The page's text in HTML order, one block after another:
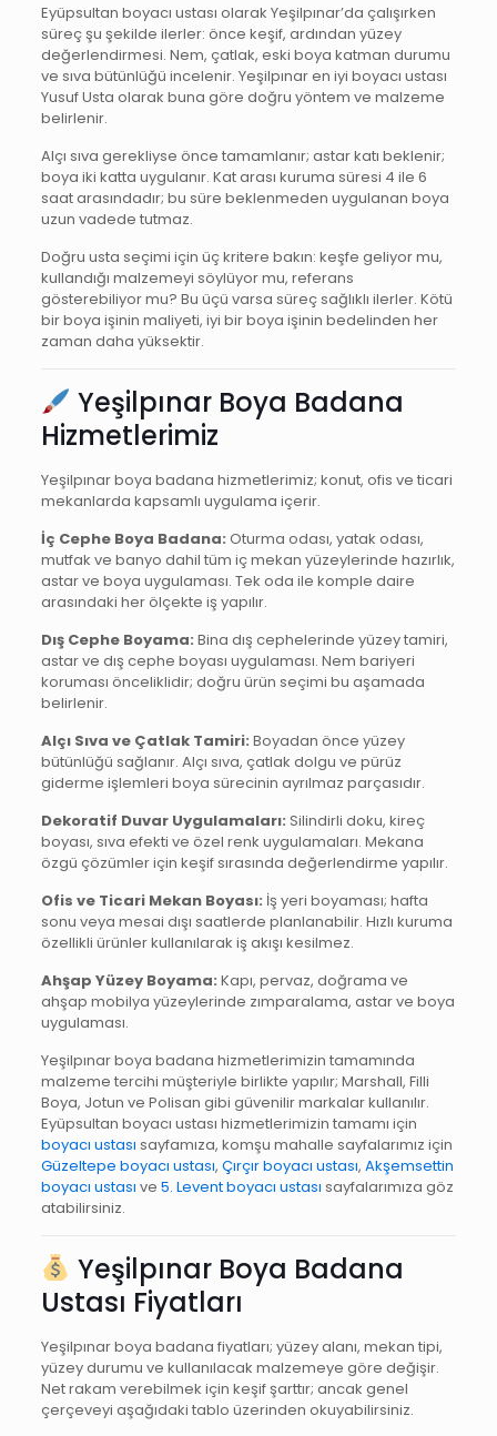
Eyüpsultan boyacı ustası olarak Yeşilpınar’da çalışırken
süreç şu şekilde ilerler: önce keşif, ardından yüzey
değerlendirmesi. Nem, çatlak, eski boya katman durumu
ve sıva bütünlüğü incelenir. Yeşilpınar en iyi boyacı ustası
Yusuf Usta olarak buna göre doğru yöntem ve malzeme
belirlenir.
Alçı sıva gerekliyse önce tamamlanır; astar katı beklenir;
boya iki katta uygulanır. Kat arası kuruma süresi 4 ile 6
saat arasındadır; bu süre beklenmeden uygulanan boya
uzun vadede tutmaz.
Doğru usta seçimi için üç kritere bakın: keşfe geliyor mu,
kullandığı malzemeyi söylüyor mu, referans
gösterebiliyor mu? Bu üçü varsa süreç sağlıklı ilerler. Kötü
bir boya işinin maliyeti, iyi bir boya işinin bedelinden her
zaman daha yüksektir.
Yeşilpınar Boya Badana
Hizmetlerimiz
Yeşilpınar boya badana hizmetlerimiz; konut, ofis ve ticari
mekanlarda kapsamlı uygulama içerir.
İç Cephe Boya Badana: Oturma odası, yatak odası,
mutfak ve banyo dahil tüm iç mekan yüzeylerinde hazırlık,
astar ve boya uygulaması. Tek oda ile komple daire
arasındaki her ölçekte iş yapılır.
Dış Cephe Boyama: Bina dış cephelerinde yüzey tamiri,
astar ve dış cephe boyası uygulaması. Nem bariyeri
koruması önceliklidir; doğru ürün seçimi bu aşamada
belirlenir.
Alçı Sıva ve Çatlak Tamiri: Boyadan önce yüzey
bütünlüğü sağlanır. Alçı sıva, çatlak dolgu ve pürüz
giderme işlemleri boya sürecinin ayrılmaz parçasıdır.
Dekoratif Duvar Uygulamaları: Silindirli doku, kireç
boyası, sıva efekti ve özel renk uygulamaları. Mekana
özgü çözümler için keşif sırasında değerlendirme yapılır.
Ofis ve Ticari Mekan Boyası: İş yeri boyaması; hafta
sonu veya mesai dışı saatlerde planlanabilir. Hızlı kuruma
özellikli ürünler kullanılarak iş akışı kesilmez.
Ahşap Yüzey Boyama: Kapı, pervaz, doğrama ve
ahşap mobilya yüzeylerinde zımparalama, astar ve boya
uygulaması.
Yeşilpınar boya badana hizmetlerimizin tamamında
malzeme tercihi müşteriyle birlikte yapılır; Marshall, Filli
Boya, Jotun ve Polisan gibi güvenilir markalar kullanılır.
Eyüpsultan boyacı ustası hizmetlerimizin tamamı için
boyacı ustası sayfamıza, komşu mahalle sayfalarımız için
Güzeltepe boyacı ustası, Çırçır boyacı ustası, Akşemsettin
boyacı ustası ve 5. Levent boyacı ustası sayfalarımıza göz
atabilirsiniz.
Yeşilpınar Boya Badana
Ustası Fiyatları
Yeşilpınar boya badana fiyatları; yüzey alanı, mekan tipi,
yüzey durumu ve kullanılacak malzemeye göre değişir.
Net rakam verebilmek için keşif şarttır; ancak genel
çerçeveyi aşağıdaki tablo üzerinden okuyabilirsiniz.